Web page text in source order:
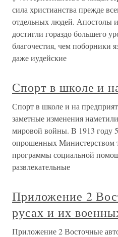
сила христианства прежде
отдельных людей. Апостолы
достигли гораздо большего
благочестия, чем поборники
даже иудейские
Спорт в школе и
Спорт в школе и на
заметные изменения
мировой войны. В 1913 году
опрошенных Министерством
программы социальной
развлекательные
Приложение 2
русах и их
Приложение 2 Восточные